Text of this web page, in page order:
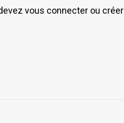
vous connecter ou créer